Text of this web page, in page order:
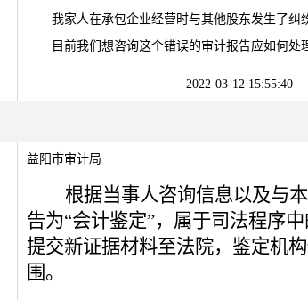
我家人在承包企业经营时与其他股东发生了纠
目前我们想咨询这个错误的审计报告应如何处
2022-03-12 15:55:40
益阳市审计局
根据当事人咨询信息以及与
告为“会计鉴定”，属于司法程序
提交新证据材料至法院，鉴定机
围。